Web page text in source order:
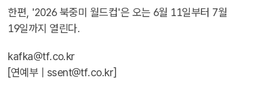
한편, '2026 북중미 월드컵'은 오는 6월 11일부터 7월
19일까지 열린다.
kafka@tf.co.kr
[연예부 | ssent@tf.co.kr]